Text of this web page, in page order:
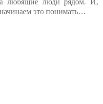
это понимать…